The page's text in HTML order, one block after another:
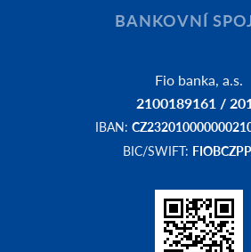
BANKOVNÍ
Fio banka, a.s.
2100189161 /
IBAN:
BIC/SWIFT: